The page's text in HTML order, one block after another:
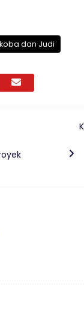
dan Judi